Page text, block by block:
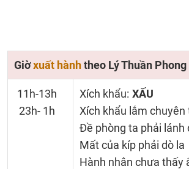
Giờxuất hànhtheo Lý Thuần Phong
11h-13h
23h- 1h
Xích khẩu: XẤU
Xích khẩu lắm chuyên
Đề phòng ta phải lánh
Mất của kíp phải dò la
Hành nhân chưa thấy